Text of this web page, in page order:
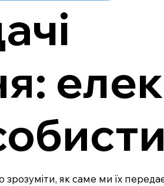
зрозуміти, як саме ми їх